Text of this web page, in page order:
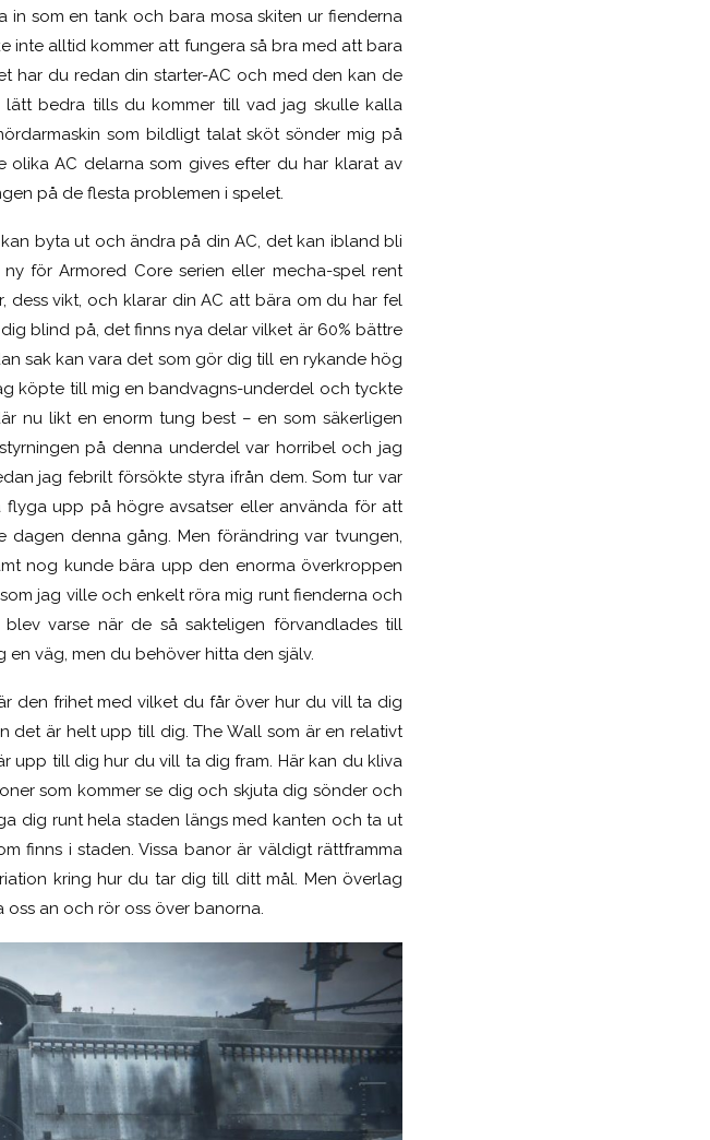
in som en tank och bara mosa skiten ur fienderna
inte alltid kommer att fungera så bra med att bara
har du redan din starter-AC och med den kan de
bedra tills du kommer till vad jag skulle kalla
som bildligt talat sköt sönder mig på
AC delarna som gives efter du har klarat av
på de flesta problemen i spelet.
byta ut och ändra på din AC, det kan ibland bli
för Armored Core serien eller mecha-spel rent
dess vikt, och klarar din AC att bära om du har fel
blind på, det finns nya delar vilket är 60% bättre
sak kan vara det som gör dig till en rykande hög
köpte till mig en bandvagns-underdel och tyckte
nu likt en enorm tung best – en som säkerligen
på denna underdel var horribel och jag
jag febrilt försökte styra ifrån dem. Som tur var
upp på högre avsatser eller använda för att
denna gång. Men förändring var tvungen,
nog kunde bära upp den enorma överkroppen
jag ville och enkelt röra mig runt fienderna och
varse när de så sakteligen förvandlades till
väg, men du behöver hitta den själv.
den frihet med vilket du får över hur du vill ta dig
det är helt upp till dig. The Wall som är en relativt
till dig hur du vill ta dig fram. Här kan du kliva
som kommer se dig och skjuta dig sönder och
dig runt hela staden längs med kanten och ta ut
finns i staden. Vissa banor är väldigt rättframma
kring hur du tar dig till ditt mål. Men överlag
an och rör oss över banorna.